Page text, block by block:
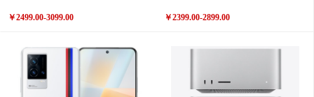
￥2499.00-3099.00 ￥2399.00-2899.00